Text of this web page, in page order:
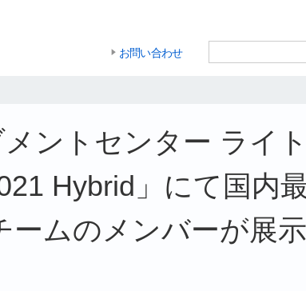
お問い合わせ
ントセンター ライ
Hybrid」にて国内
ムのメンバーが展